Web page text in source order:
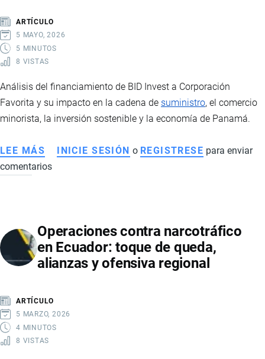
Y
SU
IMPACTO
ECONOMÍA
ARTÍCULO
5 MAYO, 2026
5 MINUTOS
8 VISTAS
Análisis del financiamiento de BID Invest a Corporación
Favorita y su impacto en la cadena de suministro, el comercio
minorista, la inversión sostenible y la economía de Panamá.
LEE MÁS SOBRE
FINANCIAMIENTO
A
CORPORACIÓN
FAVORITA
INICIE SESIÓN o REGISTRESE para enviar
comentarios
Operaciones contra narcotráfico
en Ecuador: toque de queda,
alianzas y ofensiva regional
ARTÍCULO
5 MARZO, 2026
4 MINUTOS
8 VISTAS